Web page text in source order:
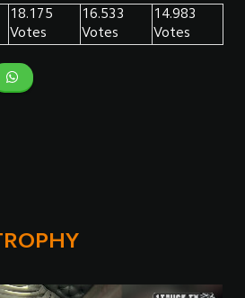
18.175
Votes
16.533
Votes
14.983
Votes